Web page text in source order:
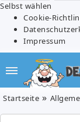
Selbst wählen
Cookie-
Impressum
Startseite